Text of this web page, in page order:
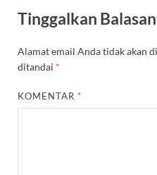
Tinggalkan Balasan
Alamat email Anda tidak akan
ditandai *
KOMENTAR *